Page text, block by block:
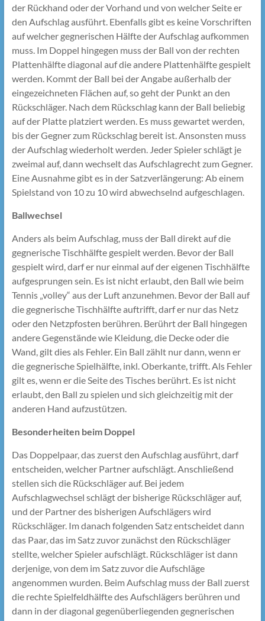
der Rückhand oder der Vorhand und von welcher Seite er
den Aufschlag ausführt. Ebenfalls gibt es keine Vorschriften
auf welcher gegnerischen Hälfte der Aufschlag aufkommen
muss. Im Doppel hingegen muss der Ball von der rechten
Plattenhälfte diagonal auf die andere Plattenhälfte gespielt
werden. Kommt der Ball bei der Angabe außerhalb der
eingezeichneten Flächen auf, so geht der Punkt an den
Rückschläger. Nach dem Rückschlag kann der Ball beliebig
auf der Platte platziert werden. Es muss gewartet werden,
bis der Gegner zum Rückschlag bereit ist. Ansonsten muss
der Aufschlag wiederholt werden. Jeder Spieler schlägt je
zweimal auf, dann wechselt das Aufschlagrecht zum Gegner.
Eine Ausnahme gibt es in der Satzverlängerung: Ab einem
Spielstand von 10 zu 10 wird abwechselnd aufgeschlagen.
Ballwechsel
Anders als beim Aufschlag, muss der Ball direkt auf die
gegnerische Tischhälfte gespielt werden. Bevor der Ball
gespielt wird, darf er nur einmal auf der eigenen Tischhälfte
aufgesprungen sein. Es ist nicht erlaubt, den Ball wie beim
Tennis „volley“ aus der Luft anzunehmen. Bevor der Ball auf
die gegnerische Tischhälfte auftrifft, darf er nur das Netz
oder den Netzpfosten berühren. Berührt der Ball hingegen
andere Gegenstände wie Kleidung, die Decke oder die
Wand, gilt dies als Fehler. Ein Ball zählt nur dann, wenn er
die gegnerische Spielhälfte, inkl. Oberkante, trifft. Als Fehler
gilt es, wenn er die Seite des Tisches berührt. Es ist nicht
erlaubt, den Ball zu spielen und sich gleichzeitig mit der
anderen Hand aufzustützen.
Besonderheiten beim Doppel
Das Doppelpaar, das zuerst den Aufschlag ausführt, darf
entscheiden, welcher Partner aufschlägt. Anschließend
stellen sich die Rückschläger auf. Bei jedem
Aufschlagwechsel schlägt der bisherige Rückschläger auf,
und der Partner des bisherigen Aufschlägers wird
Rückschläger. Im danach folgenden Satz entscheidet dann
das Paar, das im Satz zuvor zunächst den Rückschläger
stellte, welcher Spieler aufschlägt. Rückschläger ist dann
derjenige, von dem im Satz zuvor die Aufschläge
angenommen wurden. Beim Aufschlag muss der Ball zuerst
die rechte Spielfeldhälfte des Aufschlägers berühren und
dann in der diagonal gegenüberliegenden gegnerischen